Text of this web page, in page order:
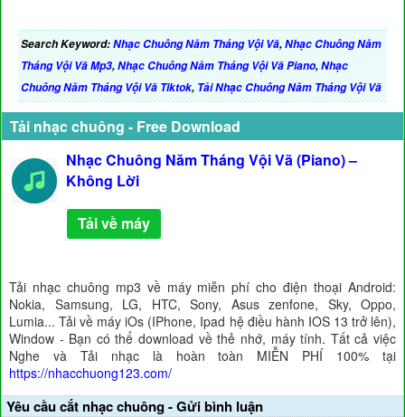
Search Keyword:Nhạc Chuông Năm Tháng Vội Vã,Nhạc Chuông Năm
Tháng Vội Vã Mp3,Nhạc Chuông Năm Tháng Vội Vã Piano,Nhạc
Chuông Năm Tháng Vội Vã Tiktok, Tải Nhạc Chuông Năm Tháng Vội Vã
Tải nhạc chuông - Free Download
Nhạc Chuông Năm Tháng Vội Vã (Piano) –
Không Lời
Tải về máy
Tải nhạc chuông mp3 về máy miễn phí cho điện thoại Android:
Nokia, Samsung, LG, HTC, Sony, Asus zenfone, Sky, Oppo,
Lumia... Tải về máy iOs (IPhone, Ipad hệ điều hành IOS 13 trở lên),
Window - Bạn có thể download về thẻ nhớ, máy tính. Tất cả việc
Nghe và Tải nhạc là hoàn toàn MIỄN PHÍ 100% tại
https://nhacchuong123.com/
Yêu cầu cắt nhạc chuông - Gửi bình luận